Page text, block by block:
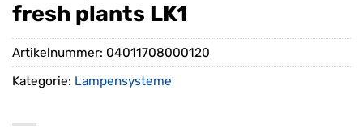
fresh plants LK1
Artikelnummer: 04011708000120
Kategorie: Lampensysteme